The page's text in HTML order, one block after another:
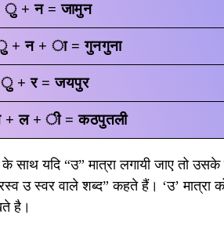
+ न = जामुन
न + ा = गुनगुना
+ र = जयपुर
ल + ी = कठपुतली
साथ यदि “उ” मात्रा लगायी जाए तो
उ स्वर वाले शब्द” कहते हैं। ‘उ’ मात्रा
है।